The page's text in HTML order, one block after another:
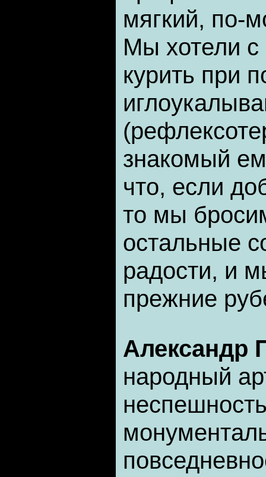
мягкий, по-
Мы хотели с
курить при
знакомый
что, если
то мы
остальные
радости, и
прежние
Александр
народный